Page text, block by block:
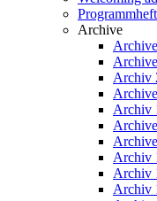
Archive
Archiv
Archiv
Archiv
Archiv
Archiv